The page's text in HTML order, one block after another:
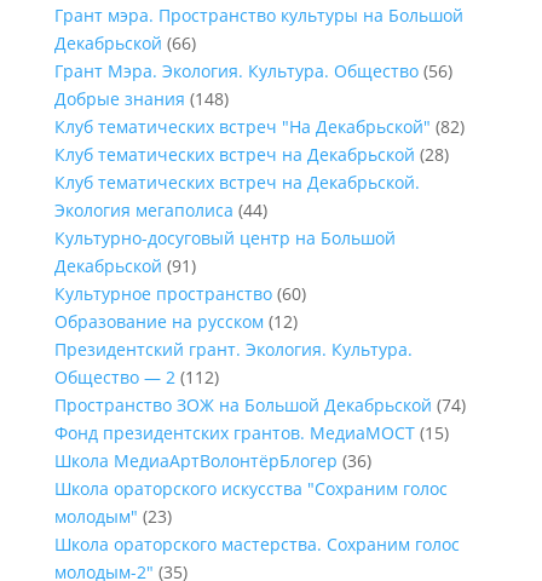
Грант мэра. Пространство культуры на Большой
Декабрьской (66)
Грант Мэра. Экология. Культура. Общество(56)
Добрые знания (148)
Клуб тематических встреч "На Декабрьской" (82)
Клуб тематических встреч на Декабрьской (28)
Клуб тематических встреч на Декабрьской.
Экология мегаполиса (44)
Культурно-досуговый центр на Большой
Декабрьской (91)
Культурное пространство(60)
Образование на русском (12)
Президентский грант. Экология. Культура.
Общество — 2(112)
Пространство ЗОЖ на Большой Декабрьской (74)
Фонд президентских грантов. МедиаМОСТ(15)
Школа МедиаАртВолонтёрБлогер (36)
Школа ораторского искусства "Сохраним голос
молодым" (23)
Школа ораторского мастерства. Сохраним голос
молодым-2" (35)